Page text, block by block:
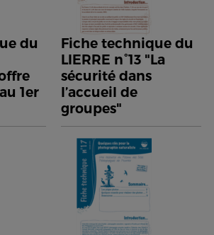
du
1er
Fiche technique du
LIERRE n°13 "La
sécurité dans
l’accueil de
groupes"